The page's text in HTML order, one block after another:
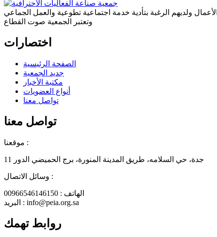
ولديهم الرغبة بتأدية خدمة اجتماعية تطوعية والعمل الجماعي
وتعتبر الجمعية صوت القطاع
اختصارات
الصفحة الرئيسية
جديد الجمعية
مكتبة الأخبار
أنواع العضويات
تواصل معنا
تواصل معنا
موقعنا :
جدة، حي السلامه، طريق المدينة المنورة، برج الحميضي الدور 11
وسائل الاتصال :
الهاتف : 00966546146150
البريد : info@peia.org.sa
روابط تهمك